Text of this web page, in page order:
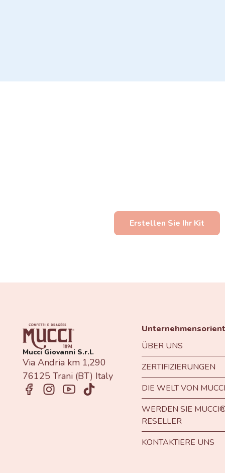
Erstellen Sie Ihr Kit
Mucci Giovanni S.r.l.
Via Andria km 1,290
76125 Trani (BT) Italy
ÜBER UNS
ZERTIFIZIERUNGEN
DIE WELT VON MUCCI
WERDEN SIE
RESELLER
KONTAKTIERE UNS